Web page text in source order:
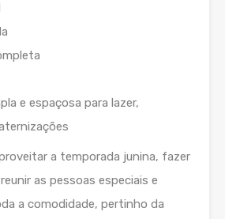
e espaçosa para lazer,
a temporada junina, fazer
as pessoas especiais e
a comodidade, pertinho da